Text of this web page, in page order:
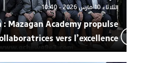
الثلاثاء 10 مارس 2026 - 10:40
: Mazagan Academy propulse
collaboratrices vers l’excellence